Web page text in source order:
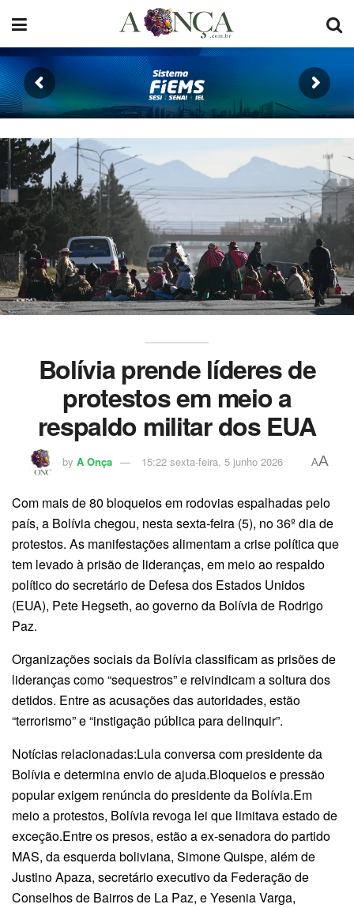
Bolívia prende líderes de
protestos em meio a
respaldo militar dos EUA
by A Onça 15:22 sexta-feira, 5 junho 2026 AA
Com mais de 80 bloqueios em rodovias espalhadas pelo
país, a Bolívia chegou, nesta sexta-feira (5), no 36º dia de
protestos. As manifestações alimentam a crise política que
tem levado à prisão de lideranças, em meio ao respaldo
político do secretário de Defesa dos Estados Unidos
(EUA), Pete Hegseth, ao governo da Bolívia de Rodrigo
Paz.
Organizações sociais da Bolívia classificam as prisões de
lideranças como “sequestros” e reivindicam a soltura dos
detidos. Entre as acusações das autoridades, estão
“terrorismo” e “instigação pública para delinquir”.
Notícias relacionadas:Lula conversa com presidente da
Bolívia e determina envio de ajuda.Bloqueios e pressão
popular exigem renúncia do presidente da Bolívia.Em
meio a protestos, Bolívia revoga lei que limitava estado de
exceção.Entre os presos, estão a ex-senadora do partido
MAS, da esquerda boliviana, Simone Quispe, além de
Justino Apaza, secretário executivo da Federação de
Conselhos de Bairros de La Paz, e Yesenia Varga,